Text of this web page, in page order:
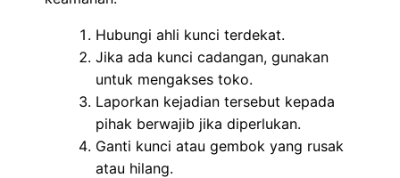
Hubungi ahli kunci terdekat.
Jika ada kunci cadangan, gunakan
untuk mengakses toko.
Laporkan kejadian tersebut kepada
pihak berwajib jika diperlukan.
Ganti kunci atau gembok yang rusak
atau hilang.